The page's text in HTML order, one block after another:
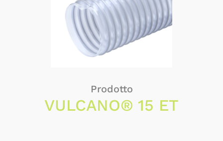
Prodotto
VULCANO® 15 ET